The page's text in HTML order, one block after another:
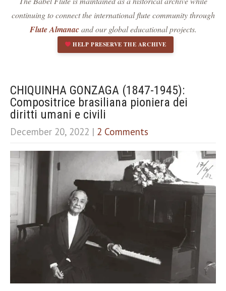
format_underlined Underline links
Mark links
e
t
a
l
o
t
o
n
s
continuing to connect the international flute community through
Flute Almanacand our global educational projects.
HELP PRESERVE THE ARCHIVE
CHIQUINHA GONZAGA (1847-1945):
Compositrice brasiliana pioniera dei
diritti umani e civili
December 20, 2022 | 2 Comments